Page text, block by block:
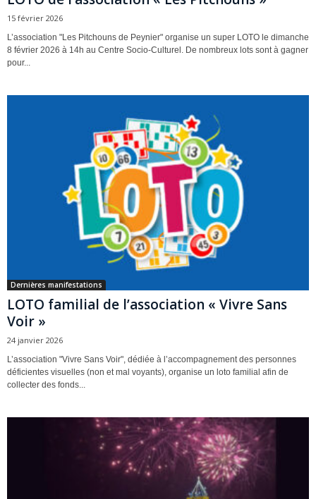
15 février 2026
L’association "Les Pitchouns de Peynier" organise un super LOTO le dimanche
8 février 2026 à 14h au Centre Socio-Culturel. De nombreux lots sont à gagner
pour...
Dernières manifestations
LOTO familial de l’association « Vivre Sans
Voir »
24 janvier 2026
L’association "Vivre Sans Voir", dédiée à l’accompagnement des personnes
déficientes visuelles (non et mal voyants), organise un loto familial afin de
collecter des fonds...